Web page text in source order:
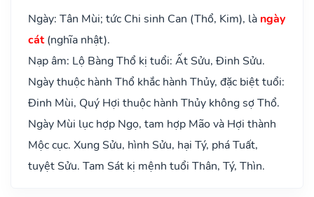
Ngày: Tân Mùi; tức Chi sinh Can (Thổ, Kim), là ngày
cát(nghĩa nhật).
Nạp âm: Lộ Bàng Thổ kị tuổi: Ất Sửu, Đinh Sửu.
Ngày thuộc hành Thổ khắc hành Thủy, đặc biệt tuổi:
Đinh Mùi, Quý Hợi thuộc hành Thủy không sợ Thổ.
Ngày Mùi lục hợp Ngọ, tam hợp Mão và Hợi thành
Mộc cục. Xung Sửu, hình Sửu, hại Tý, phá Tuất,
tuyệt Sửu. Tam Sát kị mệnh tuổi Thân, Tý, Thìn.